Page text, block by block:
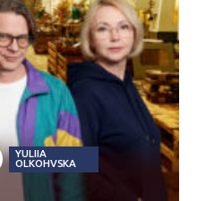
YULIIA
OLKOHVSKA